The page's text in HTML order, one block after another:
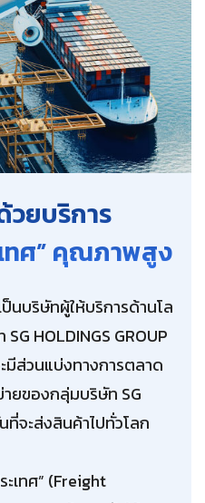
ามพัสดุ
ยบริการ
ทศ” คุณภาพสูง
ป็นบริษัทผู้ให้บริการด้านโล
HOLDINGS GROUP
มีส่วนแบ่งทางการตลาด
ยของกลุ่มบริษัท SG
ที่จะส่งสินค้าไปทั่วโลก
เทศ” (Freight